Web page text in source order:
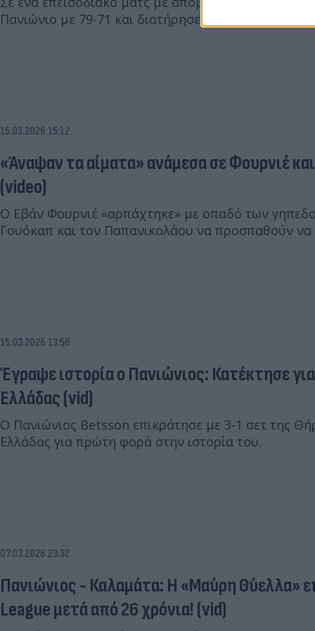
Πανιώνιο με 79-71 και διατήρησε το αήττητο στη
15.03.2026 15:12
«Άναψαν τα αίματα» ανάμεσα σε Φουρνιέ
(video)
Ο Εβάν Φουρνιέ «αρπάχτηκε» με οπαδό των
Γουόκαπ και τον Παπανικολάου να προσπαθούν να
15.03.2026 13:56
Έγραψε ιστορία ο Πανιώνιος: Κατέκτησε
Ελλάδας (vid)
Ο Πανιώνιος Betsson επικράτησε με 3-1 σετ της
Ελλάδας για πρώτη φορά στην ιστορία του.
07.03.2026 23:32
Πανιώνιος - Καλαμάτα: H «Μαύρη Θύελλα»
League μετά από 26 χρόνια! (vid)